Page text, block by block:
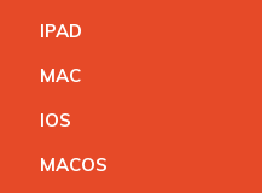
IPAD
MAC
IOS
MACOS